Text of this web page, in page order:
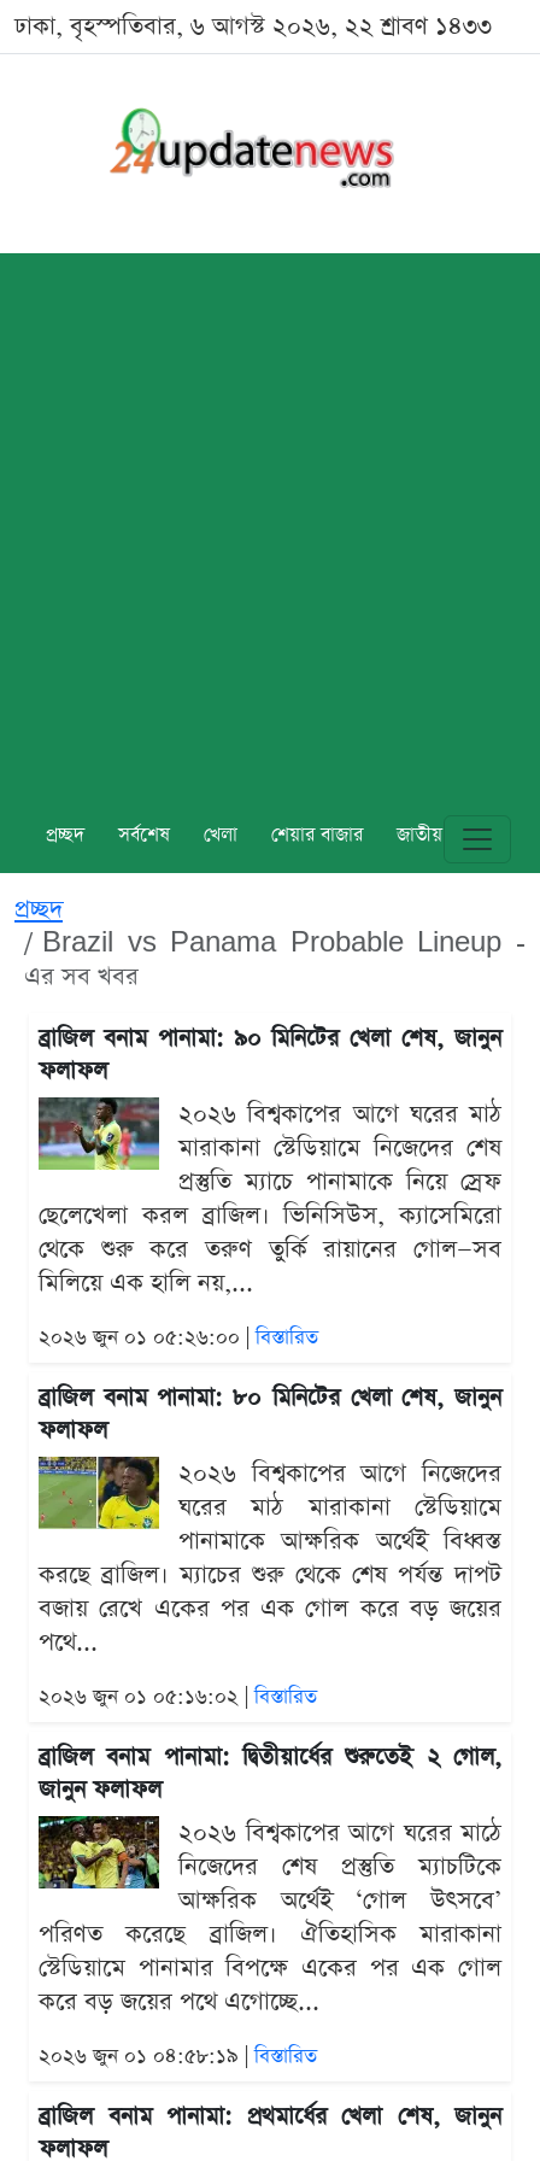
ঢাকা, বৃহস্পতিবার, ৬ আগস্ট ২০২৬, ২২ শ্রাবণ ১৪৩৩
প্রচ্ছদ সর্বশেষ খেলা শেয়ার বাজার জাতীয় বিশ্ব
প্রচ্ছদ
Brazil vs Panama Probable Lineup -
এর সব খবর
ব্রাজিল বনাম পানামা: ৯০ মিনিটের খেলা শেষ, জানুন
ফলাফল
২০২৬ বিশ্বকাপের আগে ঘরের মাঠ
মারাকানা স্টেডিয়ামে নিজেদের শেষ
প্রস্তুতি ম্যাচে পানামাকে নিয়ে স্রেফ
ছেলেখেলা করল ব্রাজিল। ভিনিসিউস, ক্যাসেমিরো
থেকে শুরু করে তরুণ তুর্কি রায়ানের গোল—সব
মিলিয়ে এক হালি নয়,...
২০২৬ জুন ০১ ০৫:২৬:০০ |বিস্তারিত
ব্রাজিল বনাম পানামা: ৮০ মিনিটের খেলা শেষ, জানুন
ফলাফল
২০২৬ বিশ্বকাপের আগে নিজেদের
ঘরের মাঠ মারাকানা স্টেডিয়ামে
পানামাকে আক্ষরিক অর্থেই বিধ্বস্ত
করছে ব্রাজিল। ম্যাচের শুরু থেকে শেষ পর্যন্ত দাপট
বজায় রেখে একের পর এক গোল করে বড় জয়ের
পথে...
২০২৬ জুন ০১ ০৫:১৬:০২ |বিস্তারিত
ব্রাজিল বনাম পানামা: দ্বিতীয়ার্ধের শুরুতেই ২ গোল,
জানুন ফলাফল
২০২৬ বিশ্বকাপের আগে ঘরের মাঠে
নিজেদের শেষ প্রস্তুতি ম্যাচটিকে
আক্ষরিক অর্থেই ‘গোল উৎসবে’
পরিণত করেছে ব্রাজিল। ঐতিহাসিক মারাকানা
স্টেডিয়ামে পানামার বিপক্ষে একের পর এক গোল
করে বড় জয়ের পথে এগোচ্ছে...
২০২৬ জুন ০১ ০৪:৫৮:১৯ |বিস্তারিত
ব্রাজিল বনাম পানামা: প্রথমার্ধের খেলা শেষ, জানুন
ফলাফল